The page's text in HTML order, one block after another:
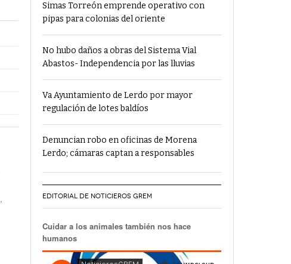
,
Simas Torreón emprende operativo con
pipas para colonias del oriente
No hubo daños a obras del Sistema Vial
Abastos- Independencia por las lluvias
Va Ayuntamiento de Lerdo por mayor
regulación de lotes baldíos
Denuncian robo en oficinas de Morena
Lerdo; cámaras captan a responsables
EDITORIAL DE NOTICIEROS GREM
Cuidar a los animales también nos hace
humanos